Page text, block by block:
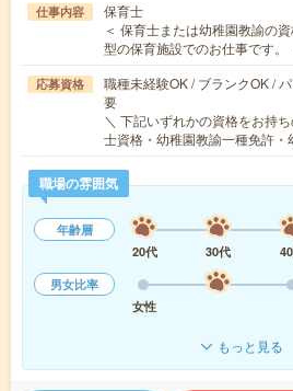
仕事内容
保育士
＜ 保育士または幼稚園教諭の
型の保育施設でのお仕事です
応募資格
職種未経験OK / ブランクOK /
要
＼ 下記いずれかの資格をお持
士資格・幼稚園教諭一種免許
職場の雰囲気
年齢層
20代
30代
男女比率
女性
もっと見る